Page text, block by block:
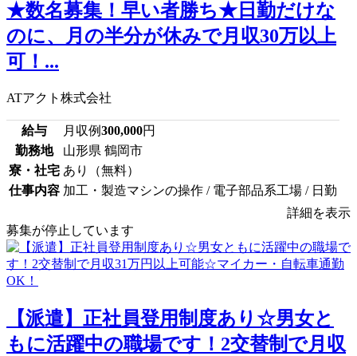
★数名募集！早い者勝ち★日勤だけな
のに、月の半分が休みで月収30万以上
可！...
ATアクト株式会社
給与 月収例300,000円
勤務地
山形県 鶴岡市
寮・社宅 あり（無料）
仕事内容 加工・製造マシンの操作 / 電子部品系工場 / 日勤
詳細を表示
募集が停止しています
【派遣】正社員登用制度あり☆男女と
もに活躍中の職場です！2交替制で月収